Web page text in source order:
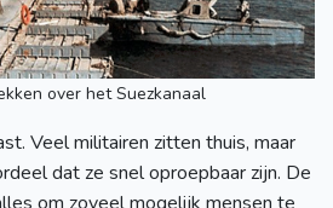
over het Suezkanaal
Veel militairen zitten thuis, maar
dat ze snel oproepbaar zijn. De